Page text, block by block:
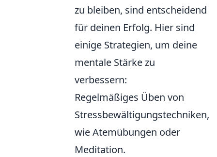
zu bleiben, sind entscheidend
für deinen Erfolg. Hier sind
einige Strategien, um deine
mentale Stärke zu
verbessern:
Regelmäßiges Üben von
Stressbewältigungstechniken,
wie Atemübungen oder
Meditation.